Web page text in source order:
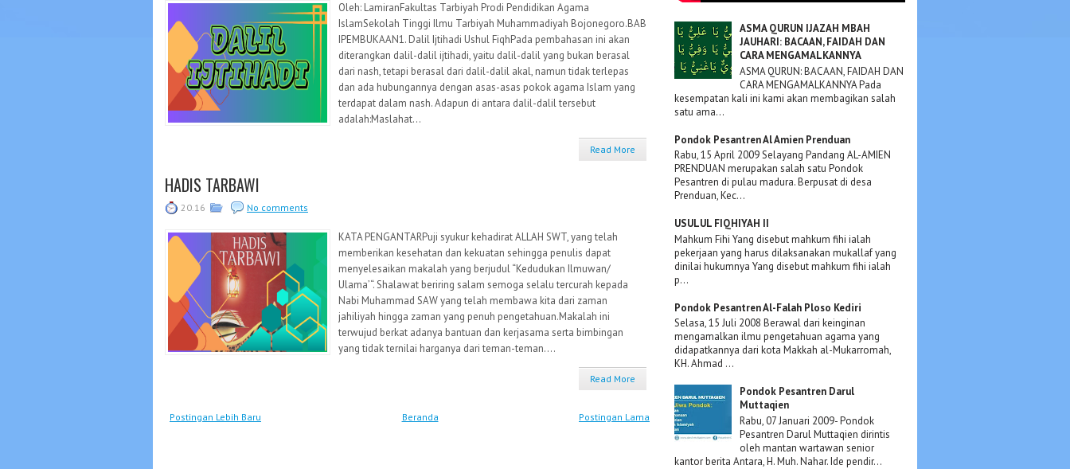
Oleh: LamiranFakultas Tarbiyah Prodi Pendidikan Agama
IslamSekolah Tinggi Ilmu Tarbiyah Muhammadiyah Bojonegoro.BAB
IPEMBUKAAN1. Dalil Ijtihadi Ushul FiqhPada pembahasan ini akan
diterangkan dalil-dalil ijtihadi, yaitu dalil-dalil yang bukan berasal
dari nash, tetapi berasal dari dalil-dalil akal, namun tidak terlepas
dan ada hubungannya dengan asas-asas pokok agama Islam yang
terdapat dalam nash. Adapun di antara dalil-dalil tersebut
adalah:Maslahat...
Read More
HADIS TARBAWI
20.16 No comments
KATA PENGANTARPuji syukur kehadirat ALLAH SWT, yang telah
memberikan kesehatan dan kekuatan sehingga penulis dapat
menyelesaikan makalah yang berjudul “Kedudukan Ilmuwan/
Ulama’“. Shalawat beriring salam semoga selalu tercurah kepada
Nabi Muhammad SAW yang telah membawa kita dari zaman
jahiliyah hingga zaman yang penuh pengetahuan.Makalah ini
terwujud berkat adanya bantuan dan kerjasama serta bimbingan
yang tidak ternilai harganya dari teman-teman....
Read More
Postingan Lebih Baru Postingan Lama
Beranda
ASMA QURUN IJAZAH MBAH
JAUHARI: BACAAN, FAIDAH DAN
CARA MENGAMALKANNYA
ASMA QURUN: BACAAN, FAIDAH DAN
CARA MENGAMALKANNYA Pada
kesempatan kali ini kami akan membagikan salah
satu ama...
Pondok Pesantren Al Amien Prenduan
Rabu, 15 April 2009 Selayang Pandang AL-AMIEN
PRENDUAN merupakan salah satu Pondok
Pesantren di pulau madura. Berpusat di desa
Prenduan, Kec...
USULUL FIQHIYAH II
Mahkum Fihi Yang disebut mahkum fihi ialah
pekerjaan yang harus dilaksanakan mukallaf yang
dinilai hukumnya Yang disebut mahkum fihi ialah
p...
Pondok Pesantren Al-Falah Ploso Kediri
Selasa, 15 Juli 2008 Berawal dari keinginan
mengamalkan ilmu pengetahuan agama yang
didapatkannya dari kota Makkah al-Mukarromah,
KH. Ahmad ...
Pondok Pesantren Darul
Muttaqien
Rabu, 07 Januari 2009- Pondok
Pesantren Darul Muttaqien dirintis
oleh mantan wartawan senior
kantor berita Antara, H. Muh. Nahar. Ide pendir...